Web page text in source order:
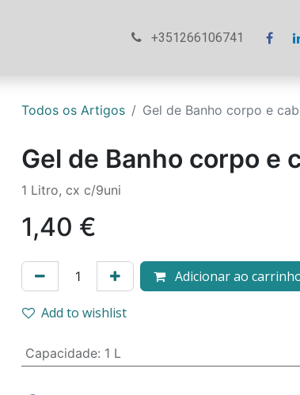
+351266106741
Todos os Artigos Gel de Banho corpo e
Gel de Banho corpo e
1 Litro, cx c/9uni
1,40 €
Adicionar ao
Add to wishlist
Capacidade: 1 L